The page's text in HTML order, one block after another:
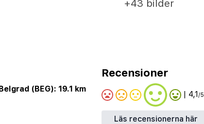
+43 bilder
(BEG): 19.1 km
Recensioner
| 4,1 /5
Läs recensionerna här